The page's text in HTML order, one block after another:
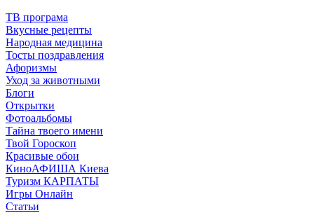
ТВ програма
Вкусные рецепты
Народная медицина
Тосты поздравления
Афоризмы
Уход за животными
Блоги
Открытки
Фотоальбомы
Тайна твоего имени
Твой Гороскоп
Красивые обои
КиноАФИША Киева
Туризм КАРПАТЫ
Игры Онлайн
Статьи